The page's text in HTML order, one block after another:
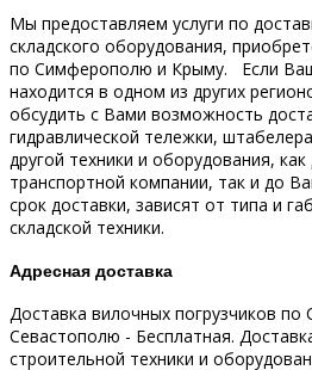
Мы предоставляем услуги по
складского оборудования,
по Симферополю и Крыму.
Если
находится в одном из других
обсудить с Вами возможность
гидравлической тележки,
другой техники и оборудования,
транспортной компании, так и до
срок доставки, зависят от типа и
складской техники.
Адресная доставка
Доставка вилочных погрузчиков
Севастополю - Бесплатная.
строительной техники и